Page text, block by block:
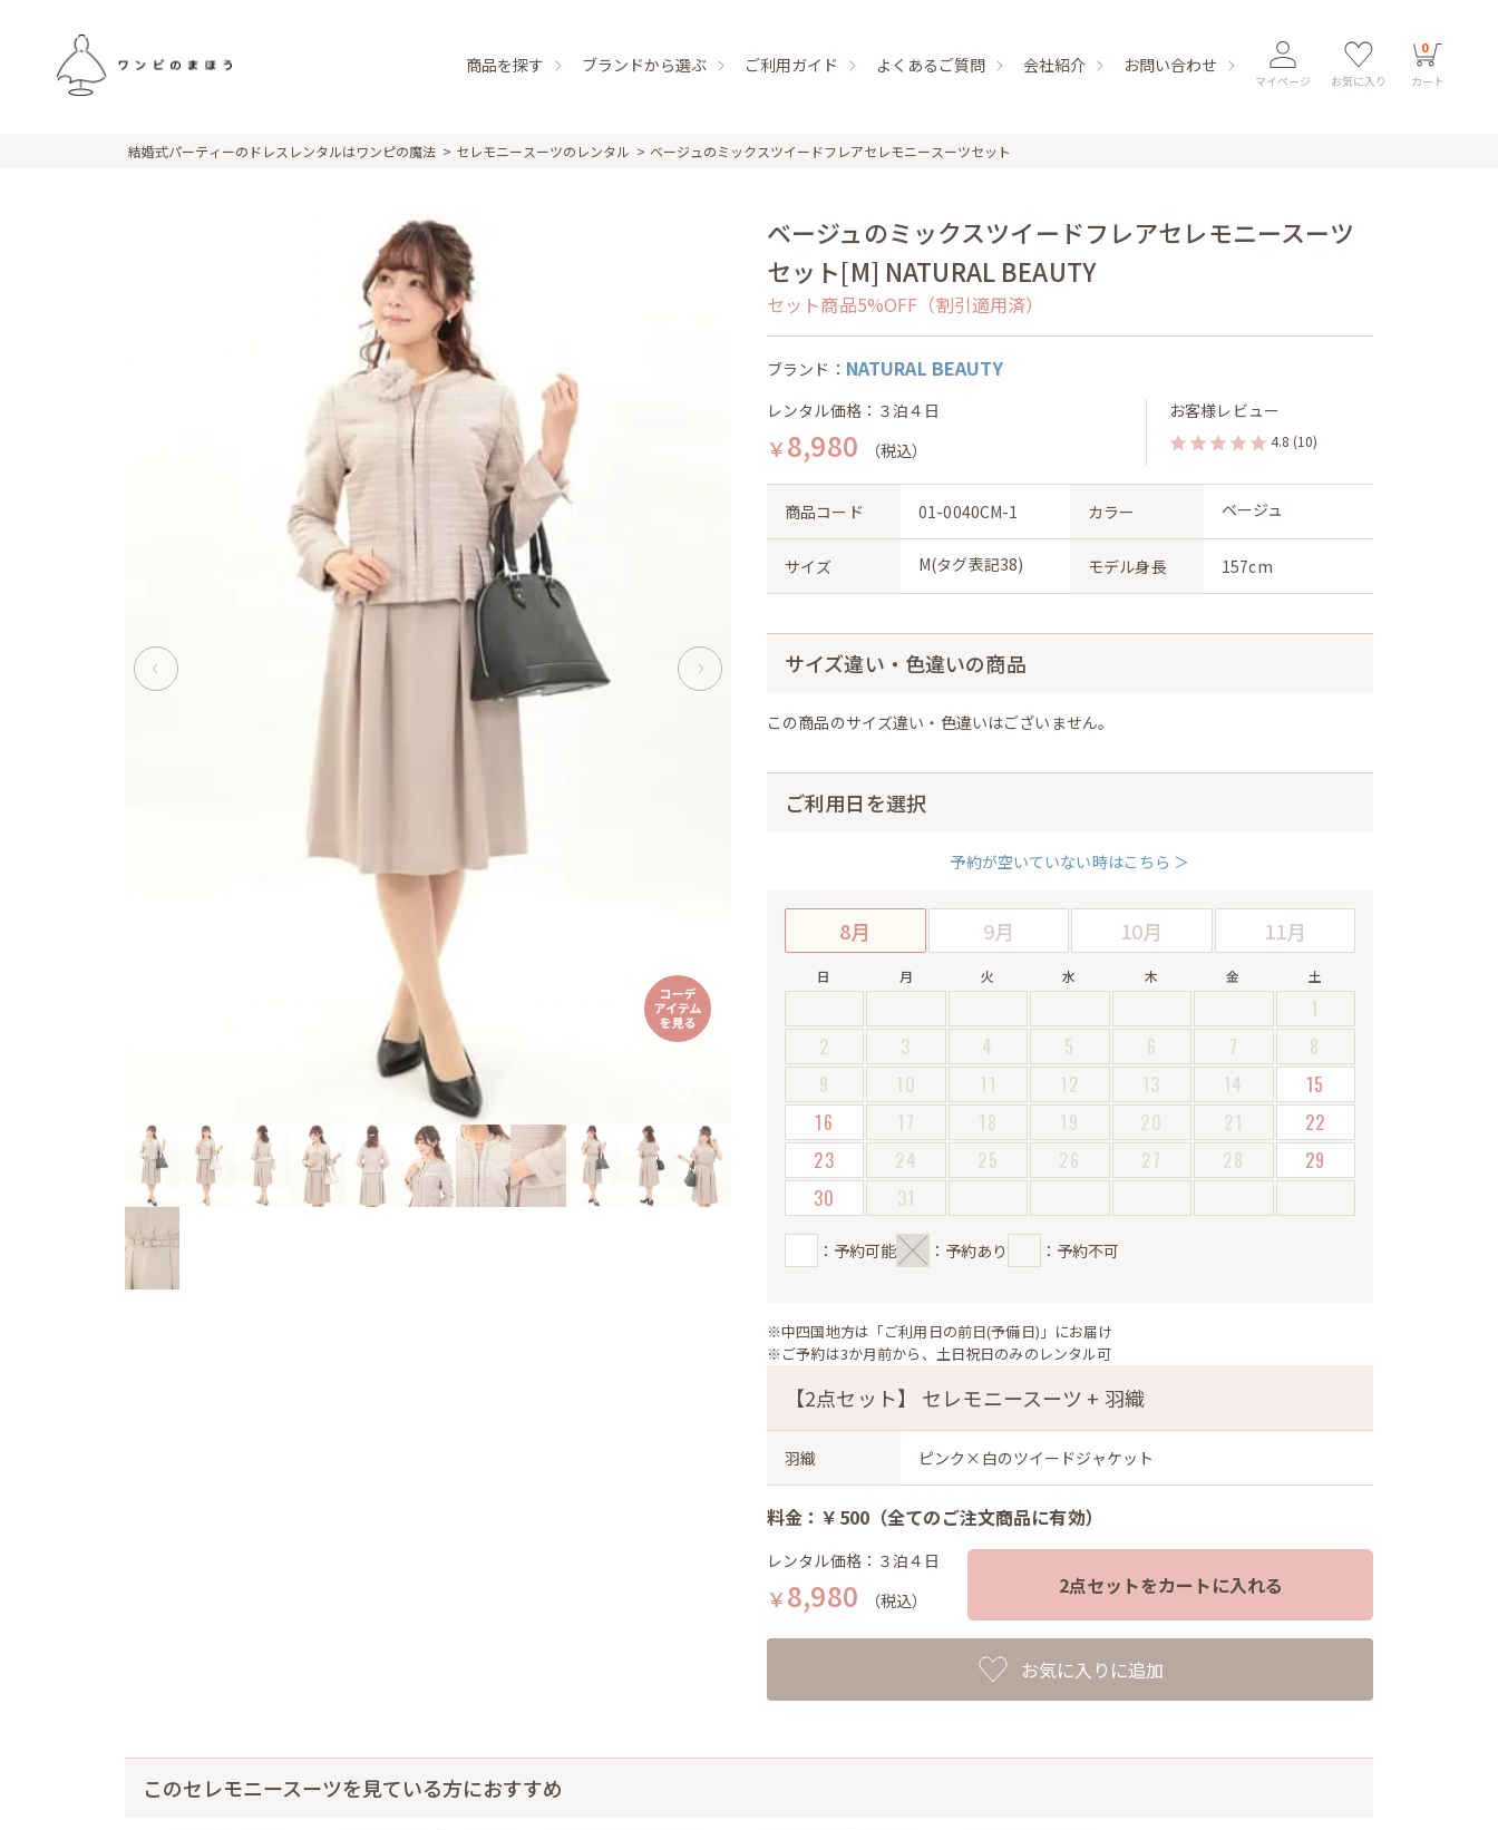
商品を探す ブランドから選ぶ ご利用ガイド よくあるご質問 会社紹介 お問い合わせ
マイページ お気に入り
0
カート
結婚式パーティーのドレスレンタルはワンピの魔法 セレモニースーツのレンタル ベージュのミックスツイードフレアセレモニースーツセット
ベージュのミックスツイードフレアセレモニースーツ
セット[M] NATURAL BEAUTY
セット商品5%OFF（割引適用済）
ブランド： NATURAL BEAUTY
レンタル価格：３泊４日
￥8,980 （税込）
お客様レビュー
4.8 (10)
商品コード 01-0040CM-1 カラー ベージュ
サイズ M(タグ表記38) モデル身長 157cm
サイズ違い・色違いの商品
この商品のサイズ違い・色違いはございません。
ご利用日を選択
予約が空いていない時はこちら ＞
8月 9月 10月 11月
日 月 火 水 木 金 土
1
2
3 4 5 6 7
8
9
10 11 12 13 14
15
16
17 18 19 20 21
22
23
24 25 26 27 28
29
30
31
：予約可能 ：予約あり ：予約不可
※中四国地方は「ご利用日の前日(予備日)」にお届け
※ご予約は3か月前から、土日祝日のみのレンタル可
【2点セット】 セレモニースーツ + 羽織
羽織 ピンク×白のツイードジャケット
料金：￥500（全てのご注文商品に有効）
レンタル価格：３泊４日
￥8,980 （税込）
2点セットをカートに入れる
お気に入りに追加
このセレモニースーツを見ている方におすすめ